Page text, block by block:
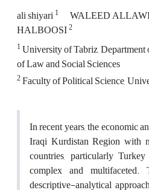
ali shiyari1
WALEED
HALBOOSI2
1University of Tabriz,
of Law and Social Sciences
2Faculty of Political Science,
In recent years, the economic
Iraqi Kurdistan Region with
countries, particularly
complex and
descriptive-analytical